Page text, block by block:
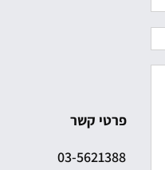
פרטי קשר
03-5621388